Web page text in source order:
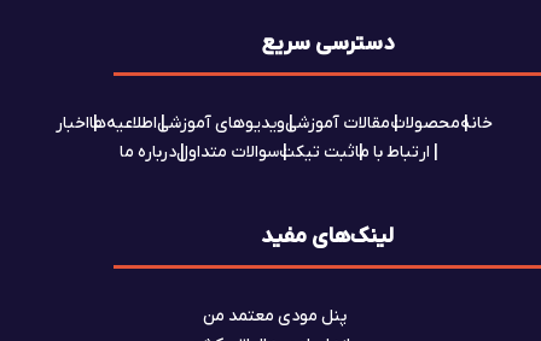
لینک‌های مفید
پنل مودی معتمد من
دسترسی سریع
خانهمحصولاتمقالات آموزشیویدیوهای آموزشیاطلاعیه‌هااخبار
ارتباط با ماثبت تیکتسوالات متداولدرباره ما